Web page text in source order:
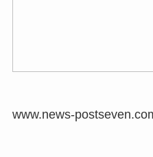
www.news-